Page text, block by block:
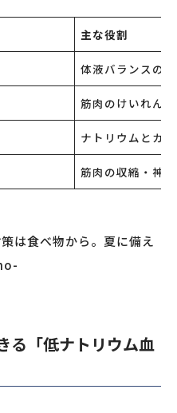
主な役割
体液バランスの
筋肉のけいれん
ナトリウムとカ
筋肉の収縮・神
は食べ物から。夏に備え
る「低ナトリウム血